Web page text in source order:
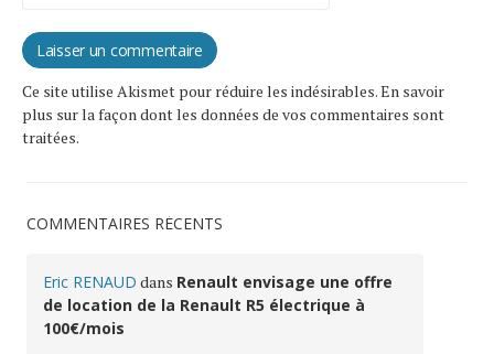
Ce site utilise Akismet pour réduire les indésirables.En savoir
plus sur la façon dont les données de vos commentaires sont
traitées.
COMMENTAIRES RÉCENTS
Eric RENAUD dans Renault envisage une offre
de location de la Renault R5 électrique à
100€/mois